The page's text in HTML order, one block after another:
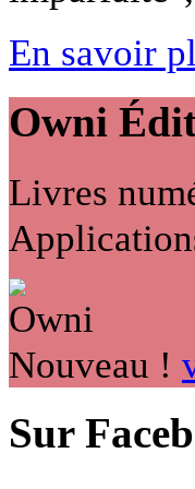
En savoir
Owni
Livres
Nouveau !
Sur